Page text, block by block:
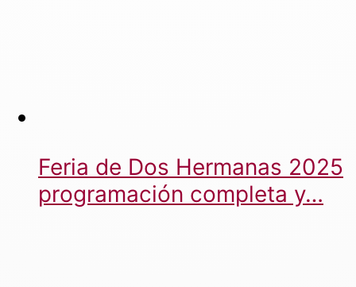
Feria de Dos Hermanas 2025
programación completa y…